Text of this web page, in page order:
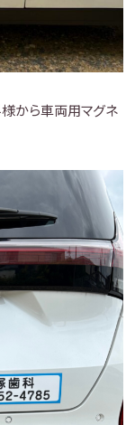
から車両用マグネ